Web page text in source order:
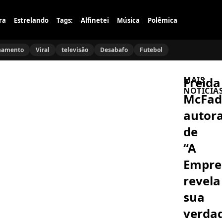
Estrelando Tags: Alfinetei Música Polêmica
Viral televisão Desabafo Futebol
Freida
de
“A
revela
sua
MAIS
MEL
MAIA
Mel
Maia
Aparece
em
Encontro
com
no
Rio
e
Esbanja
FRANK
AGUIAR
Aguiar
Prantos:
Revela
Morte
ACELERADO